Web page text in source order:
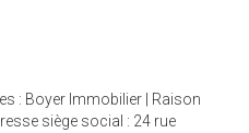
: Boyer Immobilier | Raison
siège social : 24 rue